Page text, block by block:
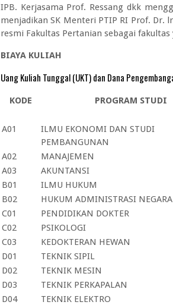
IPB. Kerjasama Prof. Ressang dkk
menjadikan SK Menteri PTIP RI Prof. Dr.
resmi Fakultas Pertanian sebagai
BIAYA KULIAH
Uang Kuliah Tunggal (UKT) dan Dana
KODE PROGRAM STUDI
A01
ILMU EKONOMI DAN STUDI
PEMBANGUNAN
A02
MANAJEMEN
A03
AKUNTANSI
B01
ILMU HUKUM
B02
HUKUM ADMINISTRASI NEGARA
C01
PENDIDIKAN DOKTER
C02
PSIKOLOGI
C03
KEDOKTERAN HEWAN
D01
TEKNIK SIPIL
D02
TEKNIK MESIN
D03
TEKNIK PERKAPALAN
D04
TEKNIK ELEKTRO